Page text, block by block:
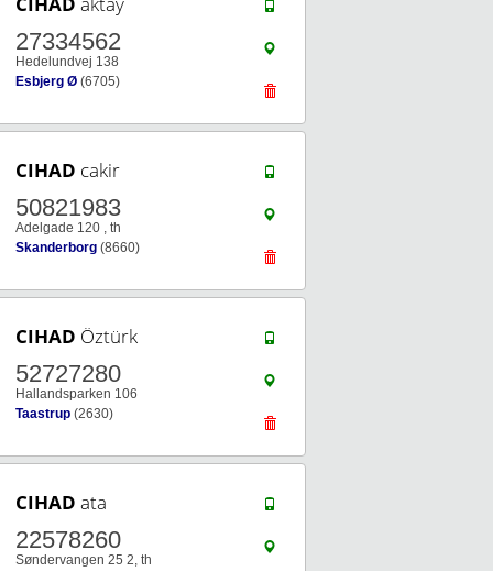
27334562
Hedelundvej 138
Esbjerg Ø (6705)
CIHAD cakir
50821983
Adelgade 120 , th
Skanderborg (8660)
CIHAD Öztürk
52727280
Hallandsparken 106
Taastrup (2630)
CIHAD ata
22578260
Søndervangen 25 2, th